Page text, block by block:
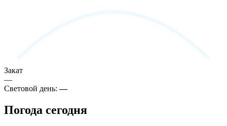
Закат
—
Световой день:—
Погода сегодня